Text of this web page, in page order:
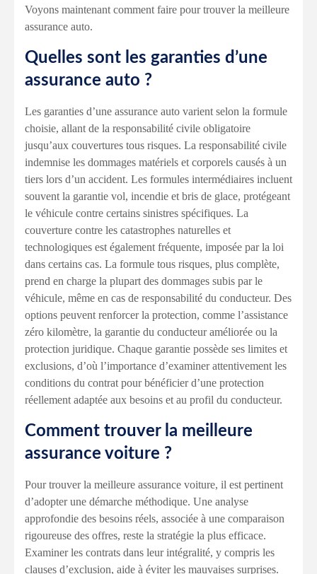
Voyons maintenant comment faire pour trouver la meilleure
assurance auto.
Quelles sont les garanties d’une
assurance auto ?
Les garanties d’une assurance auto varient selon la formule
choisie, allant de la responsabilité civile obligatoire
jusqu’aux couvertures tous risques. La responsabilité civile
indemnise les dommages matériels et corporels causés à un
tiers lors d’un accident. Les formules intermédiaires incluent
souvent la garantie vol, incendie et bris de glace, protégeant
le véhicule contre certains sinistres spécifiques. La
couverture contre les catastrophes naturelles et
technologiques est également fréquente, imposée par la loi
dans certains cas. La formule tous risques, plus complète,
prend en charge la plupart des dommages subis par le
véhicule, même en cas de responsabilité du conducteur. Des
options peuvent renforcer la protection, comme l’assistance
zéro kilomètre, la garantie du conducteur améliorée ou la
protection juridique. Chaque garantie possède ses limites et
exclusions, d’où l’importance d’examiner attentivement les
conditions du contrat pour bénéficier d’une protection
réellement adaptée aux besoins et au profil du conducteur.
Comment trouver la meilleure
assurance voiture ?
Pour trouver la meilleure assurance voiture, il est pertinent
d’adopter une démarche méthodique. Une analyse
approfondie des besoins réels, associée à une comparaison
rigoureuse des offres, reste la stratégie la plus efficace.
Examiner les contrats dans leur intégralité, y compris les
clauses d’exclusion, aide à éviter les mauvaises surprises.